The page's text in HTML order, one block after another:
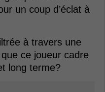
un coup d’éclat à
à travers une
ce joueur cadre
long terme?